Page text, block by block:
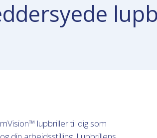
lupbriller til dig som